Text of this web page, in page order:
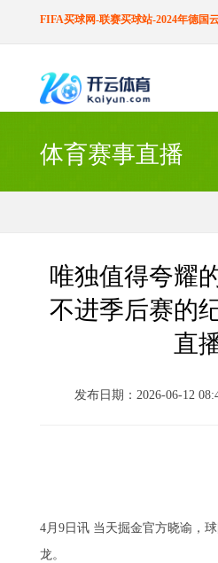
FIFA买球网-联赛买球站-2024年德国
体育赛事直播
唯独值得夸耀
不进季后赛的
直
发布日期：2026-06-12
4月9日讯 当天掘金官方晓谕，
龙。